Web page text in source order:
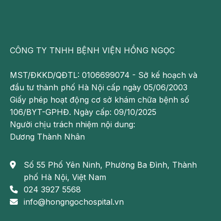
X-quang với hệ thống máy DR Ecoray (Hàn Quốc) sử
dụng công nghệ X-quang kỹ thuật số thế hệ mới.
BVĐK Hồng Ngọc trang bị hệ thống chụp X-quang
kỹ thuật số DR Ecoray hiện đại (Hàn Quốc)
Thiết bị được trang bị cảm biến phẳng (Flat Panel
Detector) hiện đại, hỗ trợ bác sĩ phát hiện các tổn
thương xương khớp, cột sống hiệu quả nhờ các ưu
Hình ảnh sắc nét, hỗ trợ chẩn đoán chính xác
Công nghệ xử lý hình ảnh kỹ thuật số giúp tái tạo
hình ảnh rõ nét, độ tương phản cao, hỗ trợ đánh giá
CÔNG TY TNHH BỆNH VIỆN HỒNG NGỌC
MST/ĐKKD/QĐTL: 0106699074 - Sở kế hoạch và
đầu tư thành phố Hà Nội cấp ngày 05/06/2003
Giấy phép hoạt động cơ sở khám chữa bệnh số
106/BYT-GPHĐ. Ngày cấp: 09/10/2025
Người chịu trách nhiệm nội dung:
Dương Thành Nhân
Số 55 Phố Yên Ninh, Phường Ba Đình, Thành
phố Hà Nội, Việt Nam
024 3927 5568
info@hongngochospital.vn